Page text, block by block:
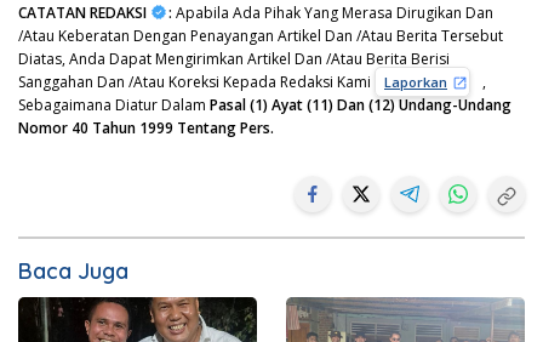
CATATAN REDAKSI : Apabila Ada Pihak Yang Merasa Dirugikan Dan
/Atau Keberatan Dengan Penayangan Artikel Dan /Atau Berita Tersebut
Diatas, Anda Dapat Mengirimkan Artikel Dan /Atau Berita Berisi
Sanggahan Dan /Atau Koreksi Kepada Redaksi Kami
Laporkan
,
Sebagaimana Diatur Dalam Pasal (1) Ayat (11) Dan (12) Undang-Undang
Nomor 40 Tahun 1999 Tentang Pers.
Baca Juga